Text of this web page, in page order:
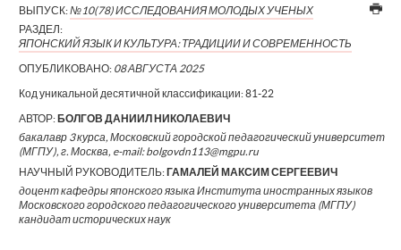
ВЫПУСК:№10(78) ИССЛЕДОВАНИЯ МОЛОДЫХ УЧЕНЫХ
РАЗДЕЛ:
ЯПОНСКИЙ ЯЗЫК И КУЛЬТУРА: ТРАДИЦИИ И СОВРЕМЕННОСТЬ
ОПУБЛИКОВАНО: 08 АВГУСТА 2025
Код уникальной десятичной классификации:81-22
АВТОР:БОЛГОВ ДАНИИЛ НИКОЛАЕВИЧ
бакалавр 3 курса, Московский городской педагогический университет
(МГПУ), г. Москва, e-mail: bolgovdn113@mgpu.ru
НАУЧНЫЙ РУКОВОДИТЕЛЬ:ГАМАЛЕЙ МАКСИМ СЕРГЕЕВИЧ
доцент кафедры японского языка Института иностранных языков
Московского городского педагогического университета (МГПУ)
кандидат исторических наук